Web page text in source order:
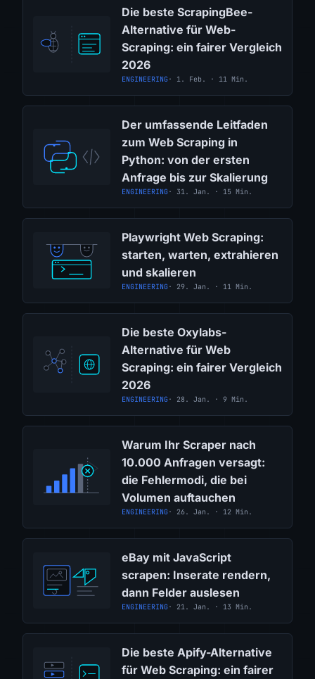
Die beste ScrapingBee-
Alternative für Web-
Scraping: ein fairer Vergleich
2026
ENGINEERING· 1. Feb. · 11 Min.
Der umfassende Leitfaden
zum Web Scraping in
Python: von der ersten
Anfrage bis zur Skalierung
ENGINEERING· 31. Jan. · 15 Min.
Playwright Web Scraping:
starten, warten, extrahieren
und skalieren
ENGINEERING· 29. Jan. · 11 Min.
Die beste Oxylabs-
Alternative für Web
Scraping: ein fairer Vergleich
2026
ENGINEERING· 28. Jan. · 9 Min.
Warum Ihr Scraper nach
10.000 Anfragen versagt:
die Fehlermodi, die bei
Volumen auftauchen
ENGINEERING· 26. Jan. · 12 Min.
eBay mit JavaScript
scrapen: Inserate rendern,
dann Felder auslesen
ENGINEERING· 21. Jan. · 13 Min.
Die beste Apify-Alternative
für Web Scraping: ein fairer